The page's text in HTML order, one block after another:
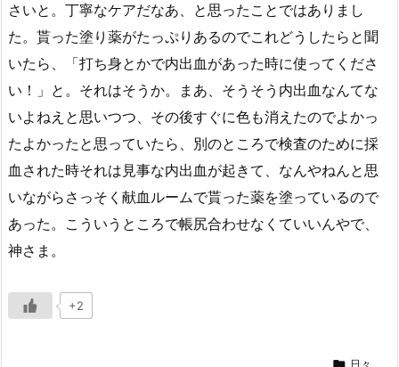
さいと。丁寧なケアだなあ、と思ったことではありまし
た。貰った塗り薬がたっぷりあるのでこれどうしたらと聞
いたら、「打ち身とかで内出血があった時に使ってくださ
い！」と。それはそうか。まあ、そうそう内出血なんてな
いよねえと思いつつ、その後すぐに色も消えたのでよかっ
たよかったと思っていたら、別のところで検査のために採
血された時それは見事な内出血が起きて、なんやねんと思
いながらさっそく献血ルームで貰った薬を塗っているので
あった。こういうところで帳尻合わせなくていいんやで、
神さま。
+2
 日々